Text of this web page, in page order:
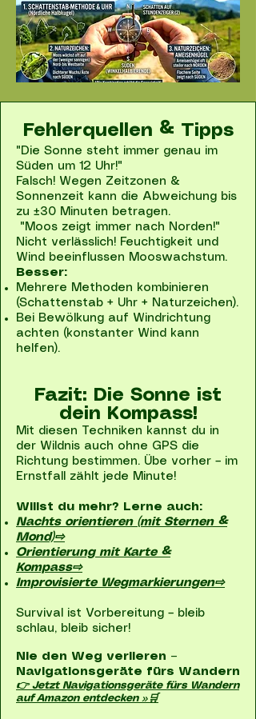
Fehlerquellen & Tipps
"Die Sonne steht immer genau im
Süden um 12 Uhr!"
Falsch! Wegen Zeitzonen &
Sonnenzeit kann die Abweichung bis
zu ±30 Minuten betragen.
"Moos zeigt immer nach Norden!"
Nicht verlässlich! Feuchtigkeit und
Wind beeinflussen Mooswachstum.
Besser:
Mehrere Methoden kombinieren
(Schattenstab + Uhr + Naturzeichen).
Bei Bewölkung auf Windrichtung
achten (konstanter Wind kann
helfen).
Fazit: Die Sonne ist
dein Kompass!
Mit diesen Techniken kannst du in
der Wildnis auch ohne GPS die
Richtung bestimmen. Übe vorher – im
Ernstfall zählt jede Minute!
Willst du mehr? Lerne auch:
Nachts orientieren (mit Sternen &
Mond)⇨
Orientierung mit Karte &
Kompass⇨
Improvisierte Wegmarkierungen⇨
Survival ist Vorbereitung – bleib
schlau, bleib sicher!
Nie den Weg verlieren –
Navigationsgeräte fürs Wandern
👉 Jetzt Navigationsgeräte fürs Wandern
auf Amazon entdecken »🛒